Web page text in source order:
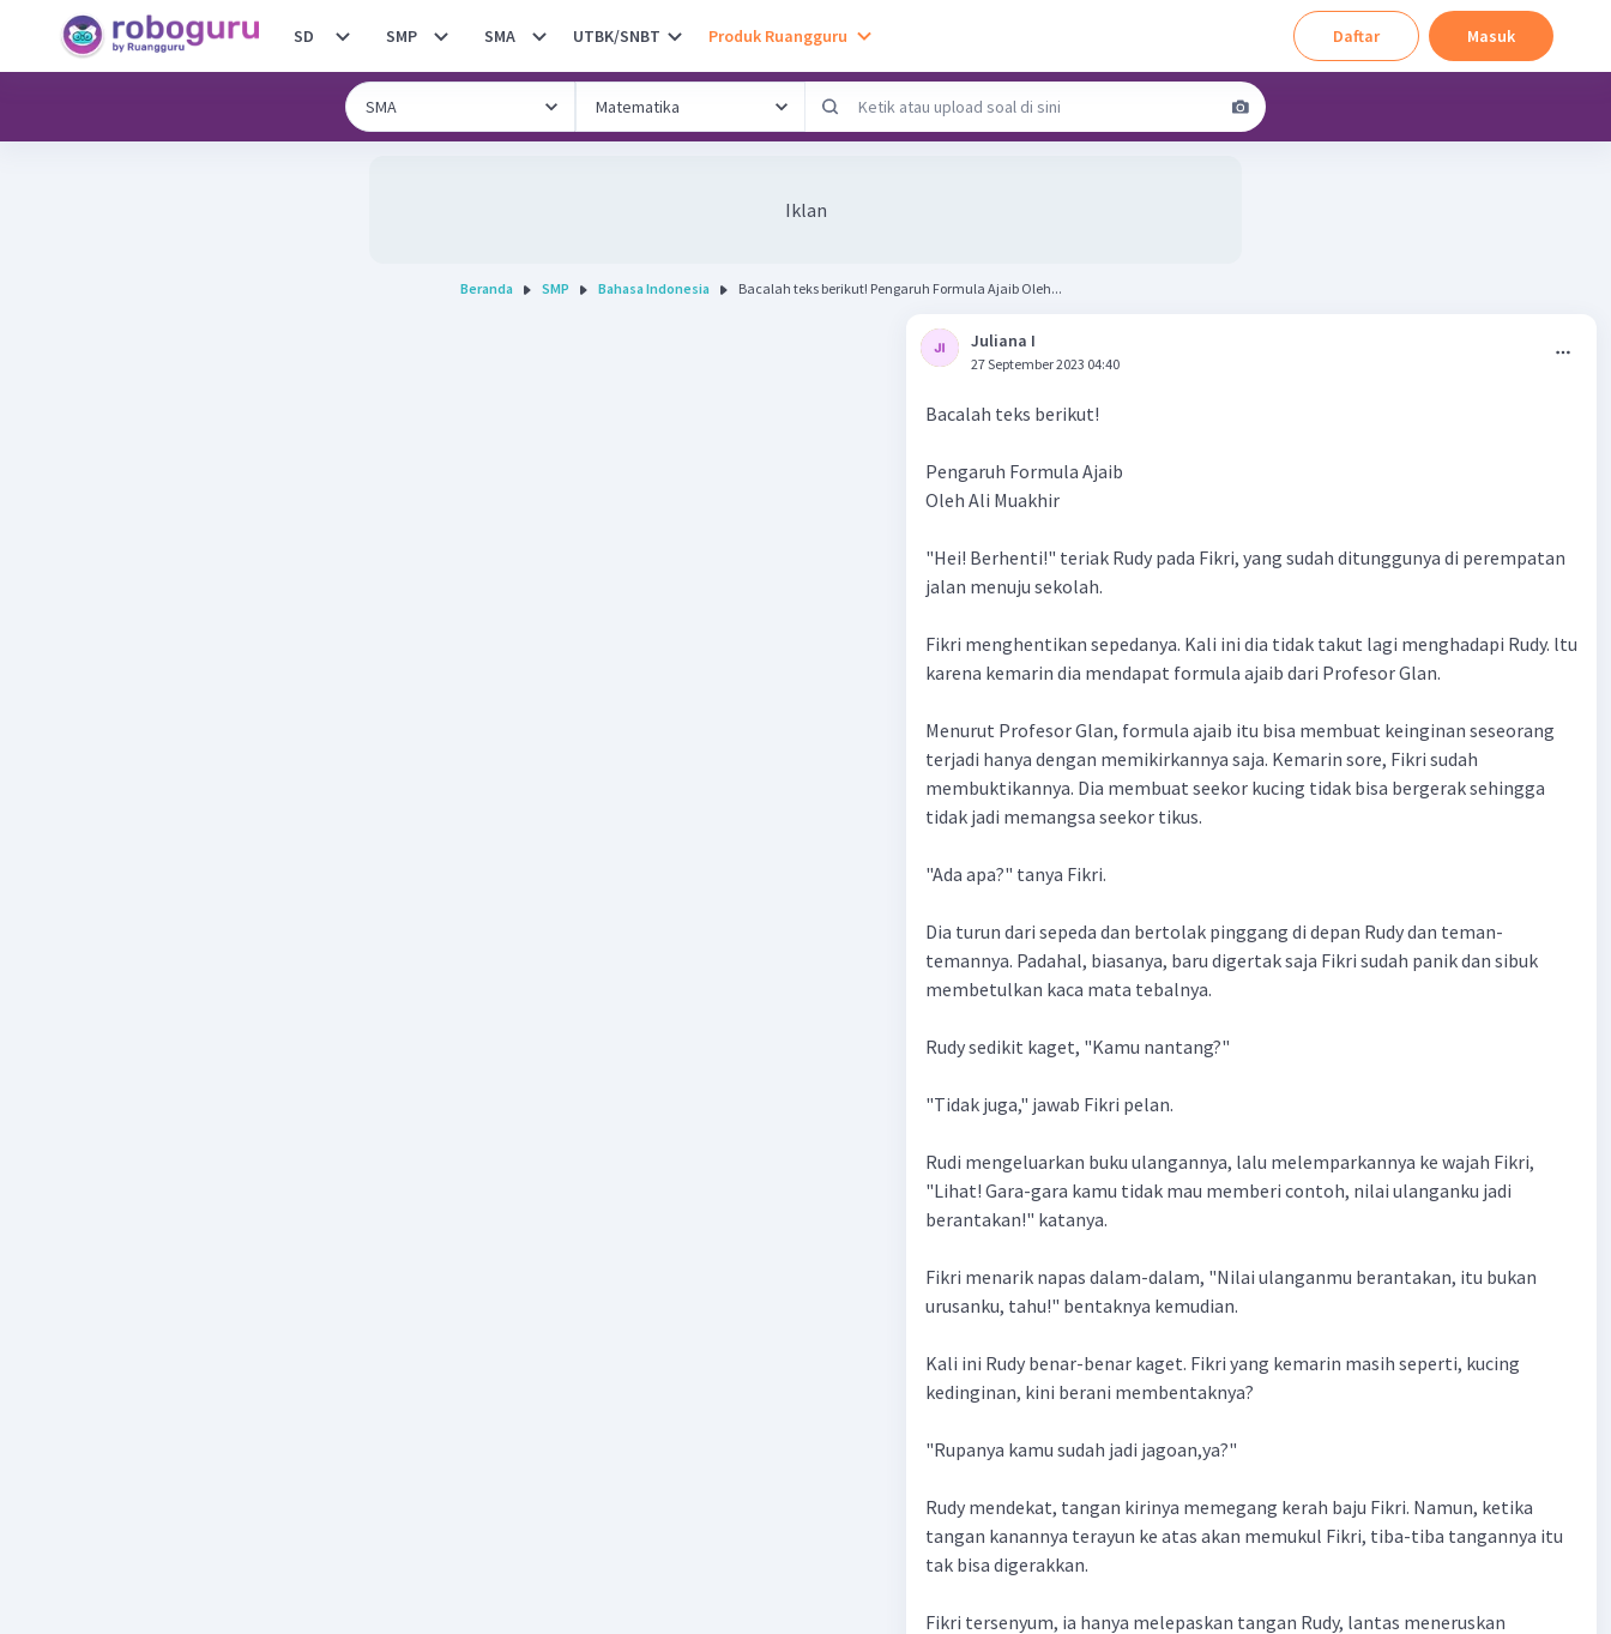
SD SMP SMA UTBK/SNBT Produk Ruangguru Daftar Masuk
Iklan
Beranda SMP Bahasa Indonesia Bacalah teks berikut! Pengaruh Formula Ajaib Oleh...
Juliana I
27 September 2023 04:40
Bacalah teks berikut!
Pengaruh Formula Ajaib
Oleh Ali Muakhir
"Hei! Berhenti!" teriak Rudy pada Fikri, yang sudah ditunggunya di perempatan
jalan menuju sekolah.
Fikri menghentikan sepedanya. Kali ini dia tidak takut lagi menghadapi Rudy. ltu
karena kemarin dia mendapat formula ajaib dari Profesor Glan.
Menurut Profesor Glan, formula ajaib itu bisa membuat keinginan seseorang
terjadi hanya dengan memikirkannya saja. Kemarin sore, Fikri sudah
membuktikannya. Dia membuat seekor kucing tidak bisa bergerak sehingga
tidak jadi memangsa seekor tikus.
"Ada apa?" tanya Fikri.
Dia turun dari sepeda dan bertolak pinggang di depan Rudy dan teman-
temannya. Padahal, biasanya, baru digertak saja Fikri sudah panik dan sibuk
membetulkan kaca mata tebalnya.
Rudy sedikit kaget, "Kamu nantang?"
"Tidak juga," jawab Fikri pelan.
Rudi mengeluarkan buku ulangannya, lalu melemparkannya ke wajah Fikri,
"Lihat! Gara-gara kamu tidak mau memberi contoh, nilai ulanganku jadi
berantakan!" katanya.
Fikri menarik napas dalam-dalam, "Nilai ulanganmu berantakan, itu bukan
urusanku, tahu!" bentaknya kemudian.
Kali ini Rudy benar-benar kaget. Fikri yang kemarin masih seperti, kucing
kedinginan, kini berani membentaknya?
"Rupanya kamu sudah jadi jagoan,ya?"
Rudy mendekat, tangan kirinya memegang kerah baju Fikri. Namun, ketika
tangan kanannya terayun ke atas akan memukul Fikri, tiba-tiba tangannya itu
tak bisa digerakkan.
Fikri tersenyum, ia hanya melepaskan tangan Rudy, lantas meneruskan